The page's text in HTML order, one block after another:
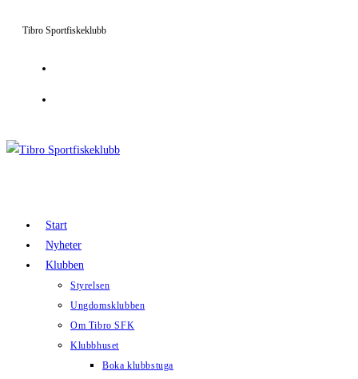
Tibro Sportfiskeklubb
Start
Nyheter
Klubben
Styrelsen
Ungdomsklubben
Om Tibro SFK
Klubbhuset
Boka klubbstuga